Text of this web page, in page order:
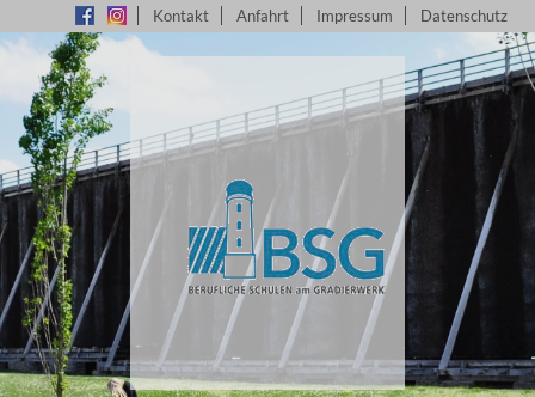
Kontakt Anfahrt Impressum Datenschutz